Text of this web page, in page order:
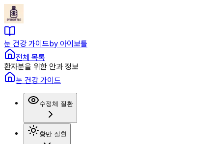
눈 건강 가이드by 아이보틀
전체 목록
환자분을 위한 안과 정보
눈 건강 가이드
수정체 질환
황반 질환